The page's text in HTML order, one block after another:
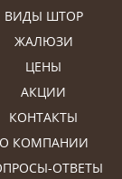
ВИДЫ ШТОР
ЖАЛЮЗИ
ЦЕНЫ
АКЦИИ
КОНТАКТЫ
О КОМПАНИИ
ОТВЕТЫ